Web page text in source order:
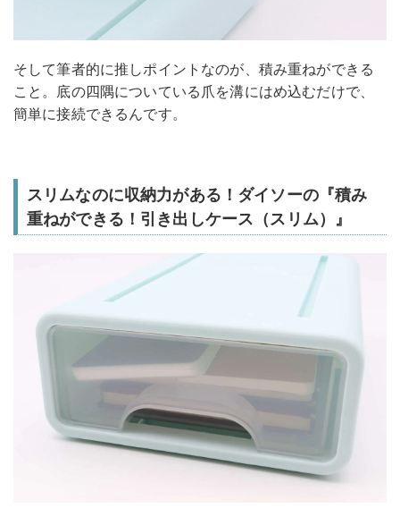
そして筆者的に推しポイントなのが、積み重ねができる
こと。底の四隅についている爪を溝にはめ込むだけで、
簡単に接続できるんです。
スリムなのに収納力がある！ダイソーの『積み
重ねができる！引き出しケース（スリム）』